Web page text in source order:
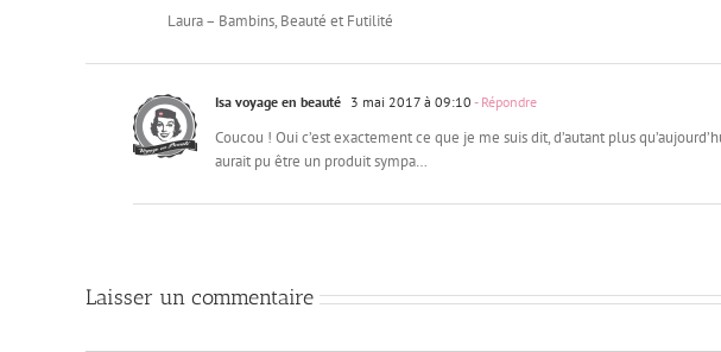
Laura – Bambins, Beauté et Futilité
Isa voyage en beauté 3 mai 2017 à 09:10 - Répondre
Coucou ! Oui c’est exactement ce que je me suis dit, d’autant plus
aurait pu être un produit sympa…
Laisser un commentaire